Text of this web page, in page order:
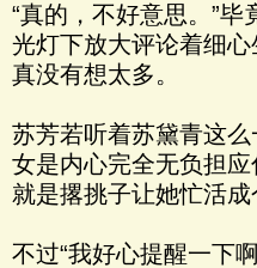
“真的，不好意思。”
光灯下放大评论着细
真没有想太多。
苏芳若听着苏黛青这
女是内心完全无负担
就是撂挑子让她忙活成
不过“我好心提醒一下